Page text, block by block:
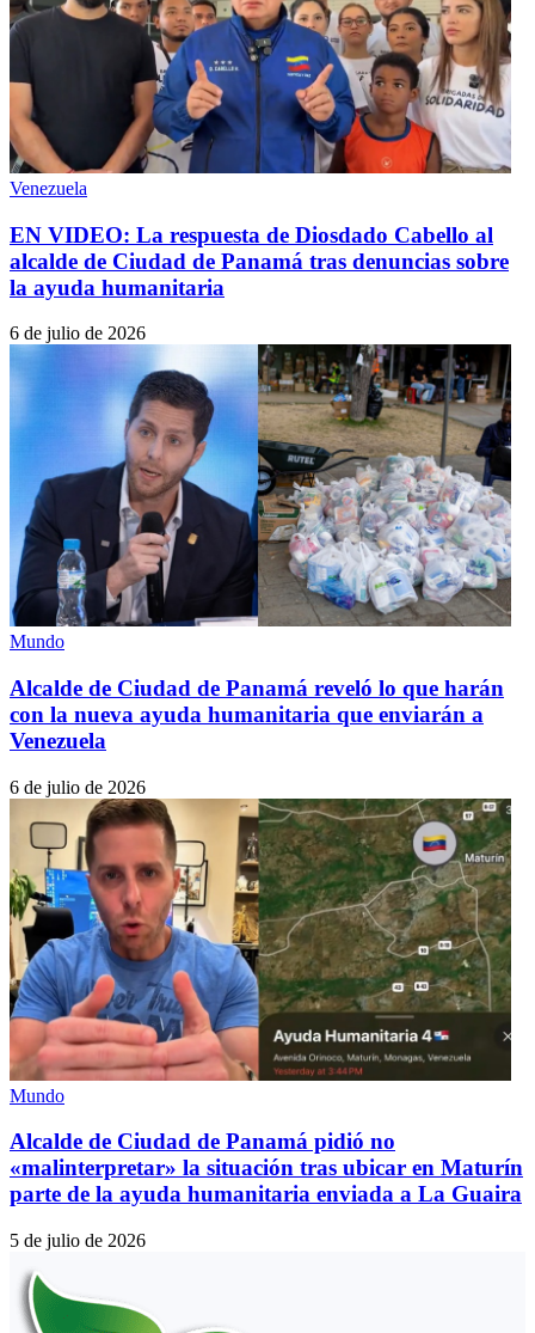
Venezuela
EN VIDEO: La respuesta de Diosdado Cabello al
alcalde de Ciudad de Panamá tras denuncias sobre
la ayuda humanitaria
6 de julio de 2026
Mundo
Alcalde de Ciudad de Panamá reveló lo que harán
con la nueva ayuda humanitaria que enviarán a
Venezuela
6 de julio de 2026
Mundo
Alcalde de Ciudad de Panamá pidió no
«malinterpretar» la situación tras ubicar en Maturín
parte de la ayuda humanitaria enviada a La Guaira
5 de julio de 2026